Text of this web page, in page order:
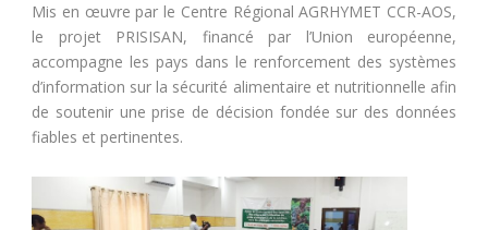
Mis en œuvre par le Centre Régional AGRHYMET CCR-AOS,
le projet PRISISAN, financé par l’Union européenne,
accompagne les pays dans le renforcement des systèmes
d’information sur la sécurité alimentaire et nutritionnelle afin
de soutenir une prise de décision fondée sur des données
fiables et pertinentes.